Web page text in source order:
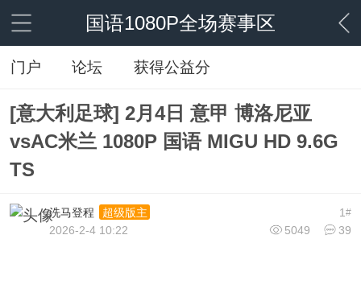
国语1080P全场赛事区
门户 论坛 获得公益分
[意大利足球] 2月4日 意甲 博洛尼亚
vsAC米兰 1080P 国语 MIGU HD 9.6G
TS
1#
洗马登程
超级版主
5049
39
2026-2-4 10:22